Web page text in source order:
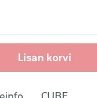
Lisan korvi